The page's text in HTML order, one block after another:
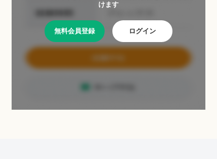
けます
無料会員登録 ログイン